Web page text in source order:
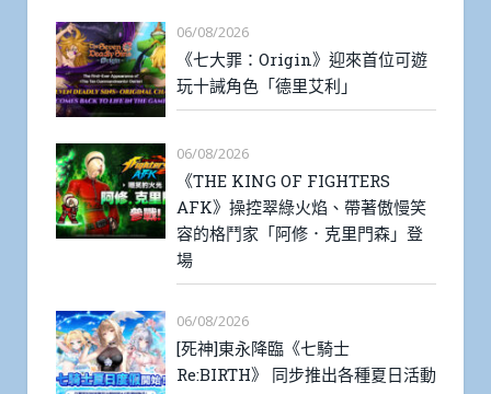
06/08/2026
《七大罪：Origin》迎來首位可遊
玩十誡角色「德里艾利」
06/08/2026
《THE KING OF FIGHTERS
AFK》操控翠綠火焰、帶著傲慢笑
容的格鬥家「阿修．克里門森」登
場
06/08/2026
[死神]東永降臨《七騎士
Re:BIRTH》 同步推出各種夏日活動